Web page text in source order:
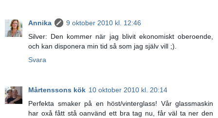
Annika
9 oktober 2010 kl. 12:46
Silver: Den kommer när jag blivit ekonomiskt oberoende,
och kan disponera min tid så som jag själv vill ;).
Svara
Mårtenssons kök 10 oktober 2010 kl. 20:14
Perfekta smaker på en höst/vinterglass! Vår glassmaskin
har oxå fått stå oanvänd ett bra tag nu, får väl ta ner den